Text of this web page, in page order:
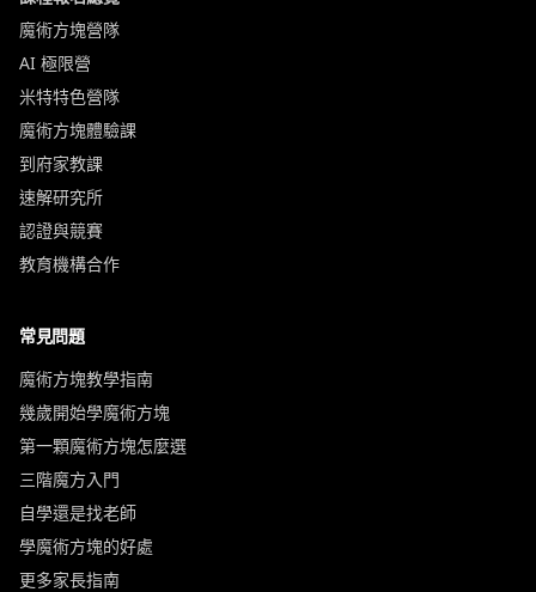
魔術方塊營隊
AI 極限營
米特特色營隊
魔術方塊體驗課
到府家教課
速解研究所
認證與競賽
教育機構合作
常見問題
魔術方塊教學指南
幾歲開始學魔術方塊
第一顆魔術方塊怎麼選
三階魔方入門
自學還是找老師
學魔術方塊的好處
更多家長指南